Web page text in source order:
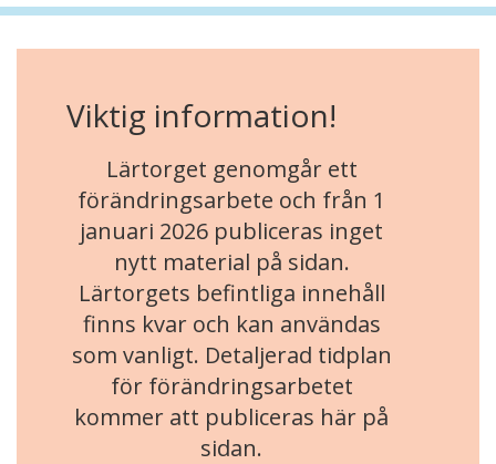
Viktig information!
Lärtorget genomgår ett
förändringsarbete och från 1
januari 2026 publiceras inget
nytt material på sidan.
Lärtorgets befintliga innehåll
finns kvar och kan användas
som vanligt. Detaljerad tidplan
för förändringsarbetet
kommer att publiceras här på
sidan.